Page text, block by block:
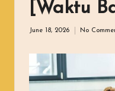
[Waktu
June 18, 2026 No